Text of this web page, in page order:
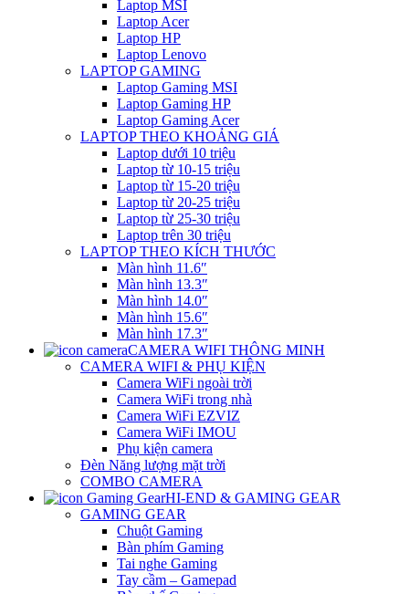
Laptop MSI
Laptop Acer
Laptop HP
Laptop Lenovo
LAPTOP GAMING
Laptop Gaming MSI
Laptop Gaming HP
Laptop Gaming Acer
LAPTOP THEO KHOẢNG GIÁ
Laptop dưới 10 triệu
Laptop từ 10-15 triệu
Laptop từ 15-20 triệu
Laptop từ 20-25 triệu
Laptop từ 25-30 triệu
Laptop trên 30 triệu
LAPTOP THEO KÍCH THƯỚC
Màn hình 11.6″
Màn hình 13.3″
Màn hình 14.0″
Màn hình 15.6″
Màn hình 17.3″
CAMERA WIFI THÔNG MINH
CAMERA WIFI & PHỤ KIỆN
Camera WiFi ngoài trời
Camera WiFi trong nhà
Camera WiFi EZVIZ
Camera WiFi IMOU
Phụ kiện camera
Đèn Năng lượng mặt trời
COMBO CAMERA
HI-END & GAMING GEAR
GAMING GEAR
Chuột Gaming
Bàn phím Gaming
Tai nghe Gaming
Tay cầm – Gamepad